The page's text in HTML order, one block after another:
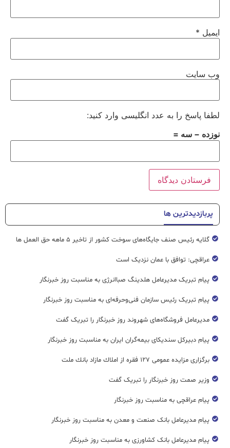
ایمیل *
وب‌ سایت
لطفا پاسخ را به عدد انگلیسی وارد کنید:
نوزده − سه =
پربازدیدترین ها
گلایه رئیس صنف جایگاه‌های سوخت کشور از تاخیر ۵ ماهه حق العمل ها
عراقچی: توافق با عمان نزدیک است
پیام تبریک مدیرعامل هلدینگ صباانرژی به مناسبت روز خبرنگار
پیام تبریک رئیس سازمان فنی‌و‌حرفه‌ای به مناسبت روز خبرنگار
مدیرعامل فروشگاه‌های شهروند روز خبرنگار را تبریک گفت
پیام دبیرکل سندیکای بیمه‌گران ایران به مناسبت روز خبرنگار
برگزاری مزایده عمومی ۱۲۷ فقره از املاك مازاد بانك ملت
وزیر صمت روز خبرنگار را تبریک گفت
پیام عراقچی به مناسبت روز خبرنگار
پیام مدیرعامل بانک صنعت و معدن به مناسبت روز خبرنگار
پیام مدیرعامل بانک کشاورزی به مناسبت روز خبرنگار